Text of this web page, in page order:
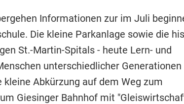
Informationen zur im Juli
Die kleine Parkanlage sowie die
St.-Martin-Spitals - heute Lern- und
unterschiedlicher Generationen
kleine Abkürzung auf dem Weg zum
Giesinger Bahnhof mit